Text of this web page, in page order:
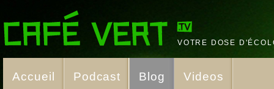
VOTRE DOSE
Accueil Podcast Blog Videos